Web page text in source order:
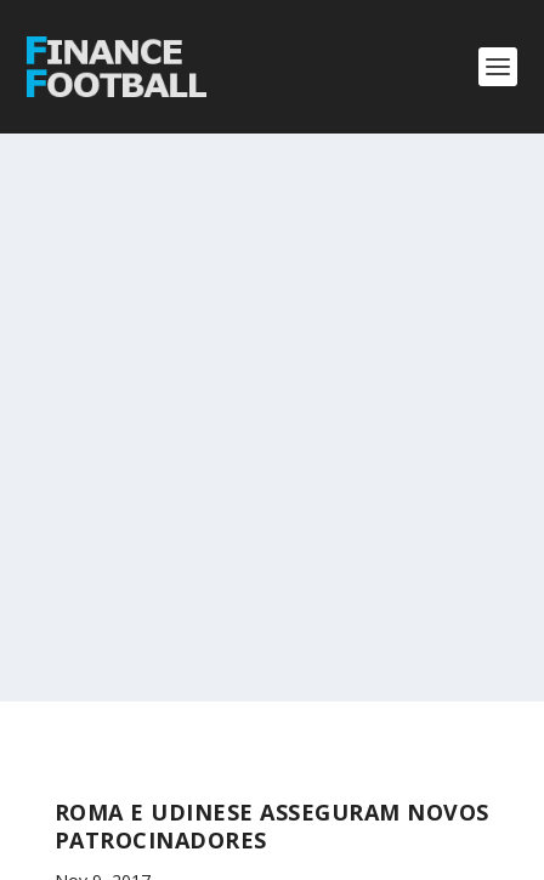
ROMA E UDINESE ASSEGURAM NOVOS
PATROCINADORES